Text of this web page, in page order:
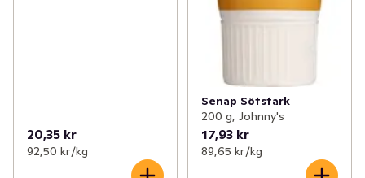
20,35 kr
92,50 kr /kg
Senap Sötstark
200 g, Johnny's
17,93 kr
89,65 kr /kg